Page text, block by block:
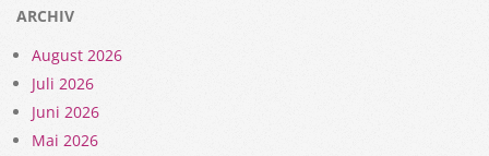
ARCHIV
August 2026
Juli 2026
Juni 2026
Mai 2026